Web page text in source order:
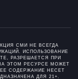
СМИ НЕ ВСЕГДА
ИСПОЛЬЗОВАНИЕ
РАЗРЕШАЕТСЯ ПРИ
ЭТОМ РЕСУРСЕ МОЖЕТ
СОДЕРЖАНИЕ НЕСЕТ
ДЛЯ 21+.